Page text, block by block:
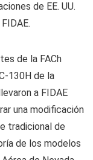
de EE. UU.
de la FACh
130H de la
a FIDAE
una modificación
tradicional de
de los modelos